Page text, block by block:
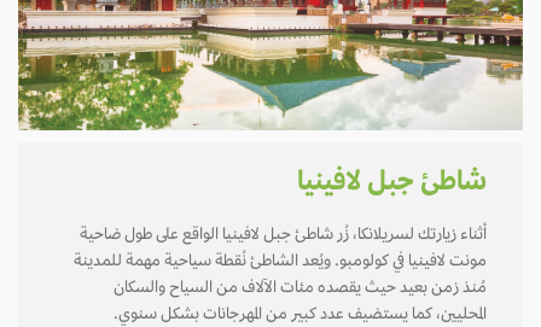
شاطئ جبل لافينيا
أثناء زيارتك لسريلانكا، زُر شاطئ جبل لافينيا الواقع على طول ضاحية
مونت لافينيا في كولومبو. ويُعد الشاطئ نُقطة سياحية مهمة للمدينة
مُنذ زمن بعيد حيث يقصده مئات الآلاف من السياح والسكان
المحليين، كما يستضيف عدد كبير من المهرجانات بشكل سنوي.